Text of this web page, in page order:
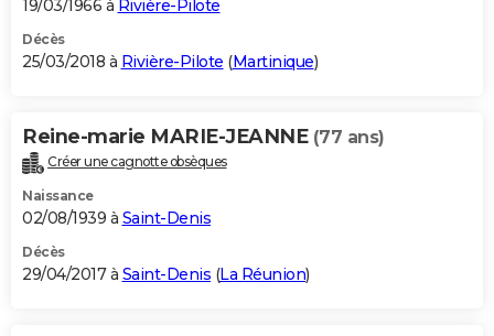
19/03/1966 à Rivière-Pilote
Décès
25/03/2018 à Rivière-Pilote (Martinique)
Reine-marie MARIE-JEANNE (77 ans)
Créer une cagnotte obsèques
Naissance
02/08/1939 à Saint-Denis
Décès
29/04/2017 à Saint-Denis (La Réunion)